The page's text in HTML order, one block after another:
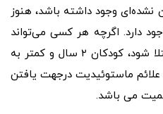
نشده‌ای وجود داشته باشد، هنوز
دارد. اگرچه هر کسی می‌تواند
در هر سنی به ماستوئیدیت مبتلا شود، کودکان ۲ سال و کمتر به
ماستوئیدیت درجهت یافتن
می باشد.